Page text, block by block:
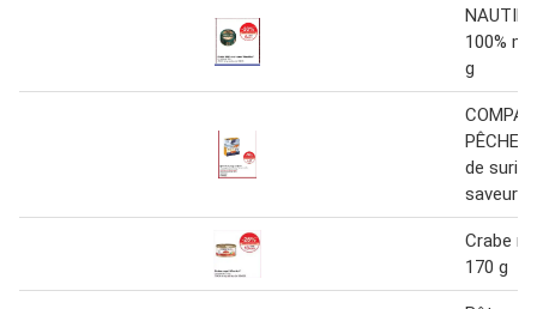
100%
g
de
saveur
Crabe
170 g